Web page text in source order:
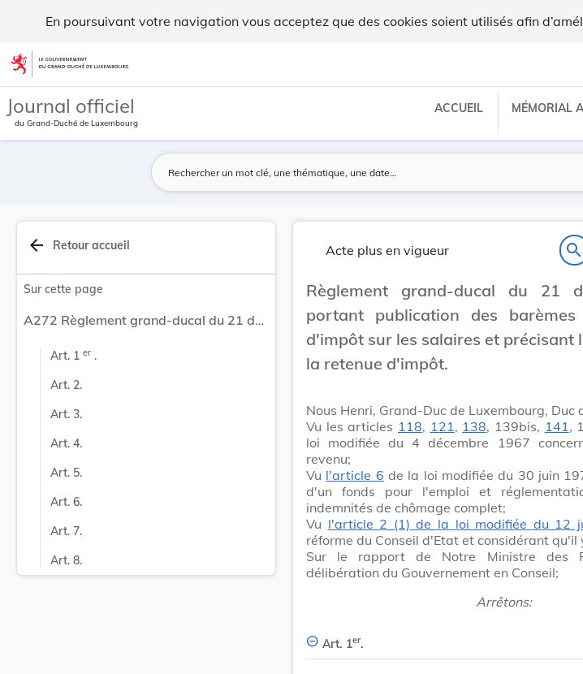
En poursuivant votre navigation vous acceptez que des cookies soient utilisés afin
Aller au contenu
Journal officiel
du Grand-Duché de Luxembourg
ACCUEIL MÉMORIAL A
arrow_back Retour accueil
Sur cette page
A272 Règlement grand-ducal du 21 décembre 2012 portant publication des barèmes de la retenue d'impôt sur les salaires et précisant les modalités de la retenue d'impôt.
Art. 1 er .
Art. 2.
Art. 3.
Art. 4.
Art. 5.
Art. 6.
Art. 7.
Art. 8.
Acte plus en vigueur search
Règlement grand-ducal du 21
portant publication des
d'impôt sur les salaires et précisant
la retenue d'impôt.
Nous Henri, Grand-Duc de Luxembourg, Duc
Vu les articles 118, 121 , 138, 139bis, 141 ,
loi modifiée du 4 décembre 1967
revenu;
Vu l'article 6 de la loi modifiée du 30 juin
d'un fonds pour l'emploi et
indemnités de chômage complet;
Vu l'article 2 (1) de la loi modifiée du 12
réforme du Conseil d'Etat et considérant qu'il
Sur le rapport de Notre Ministre des
délibération du Gouvernement en Conseil;
Arrêtons:
Art. 1er.